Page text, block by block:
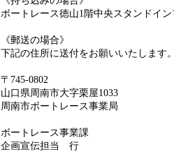
ボートレース徳山1階中央スタンドイ
《郵送の場合》
下記の住所に送付をお願いいたします
〒745-0802
山口県周南市大字栗屋1033
周南市ボートレース事業局
ボートレース事業課
企画宣伝担当 行